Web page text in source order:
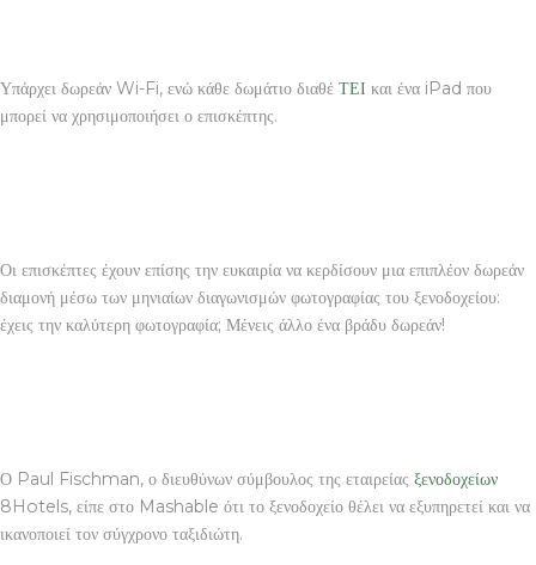
Υπάρχει δωρεάν Wi-Fi, ενώ κάθε δωμάτιο διαθέ ΤΕΙ και ένα iPad που
μπορεί να χρησιμοποιήσει ο επισκέπτης.
Οι επισκέπτες έχουν επίσης την ευκαιρία να κερδίσουν μια επιπλέον δωρεάν
διαμονή μέσω των μηνιαίων διαγωνισμών φωτογραφίας του ξενοδοχείου:
έχεις την καλύτερη φωτογραφία; Μένεις άλλο ένα βράδυ δωρεάν!
Ο Paul Fischman, ο διευθύνων σύμβουλος της εταιρείας ξενοδοχείων
8Hotels, είπε στο Mashable ότι το ξενοδοχείο θέλει να εξυπηρετεί και να
ικανοποιεί τον σύγχρονο ταξιδιώτη.